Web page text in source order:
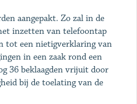
aangepakt. Zo zal in de
inzetten van telefoontap
tot een nietigverklaring van
in een zaak rond een
36 beklaagden vrijuit door
bij de toelating van de